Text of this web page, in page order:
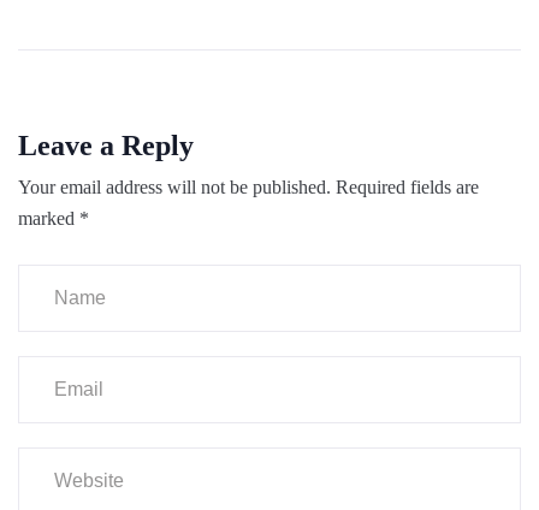
Leave a Reply
Your email address will not be published. Required fields are
marked *